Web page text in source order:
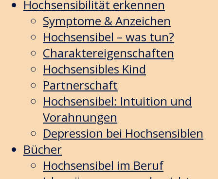
Hochsensibilität erkennen
Symptome & Anzeichen
Hochsensibel – was tun?
Charaktereigenschaften
Hochsensibles Kind
Partnerschaft
Hochsensibel: Intuition und
Vorahnungen
Depression bei Hochsensiblen
Bücher
Hochsensibel im Beruf